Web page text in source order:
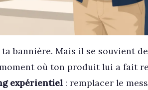
bannière. Mais il se souvient de
où ton produit lui a fait
expérientiel : remplacer le